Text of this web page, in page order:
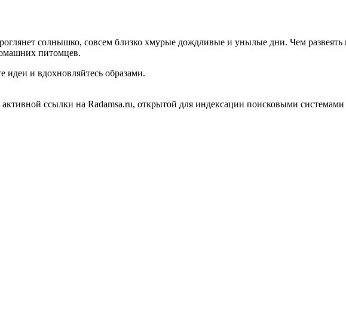
солнышко, совсем близко хмурые дождливые и унылые дни. Чем
питомцев.
и вдохновляйтесь образами.
ссылки на Radamsa.ru, открытой для индексации поисковыми системами